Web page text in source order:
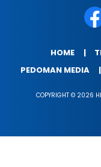
HOME
PEDOMAN MEDIA
COPYRIGHT © 2026